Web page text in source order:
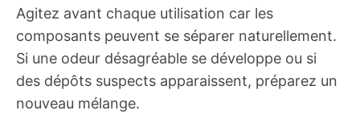
Agitez avant chaque utilisation car les
composants peuvent se séparer naturellement.
Si une odeur désagréable se développe ou si
des dépôts suspects apparaissent, préparez un
nouveau mélange.